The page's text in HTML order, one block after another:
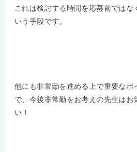
これは検討する時間を応募前ではな
いう手段です。
他にも非常勤を進める上で重要なポ
で、今後非常勤をお考えの先生はお
い！